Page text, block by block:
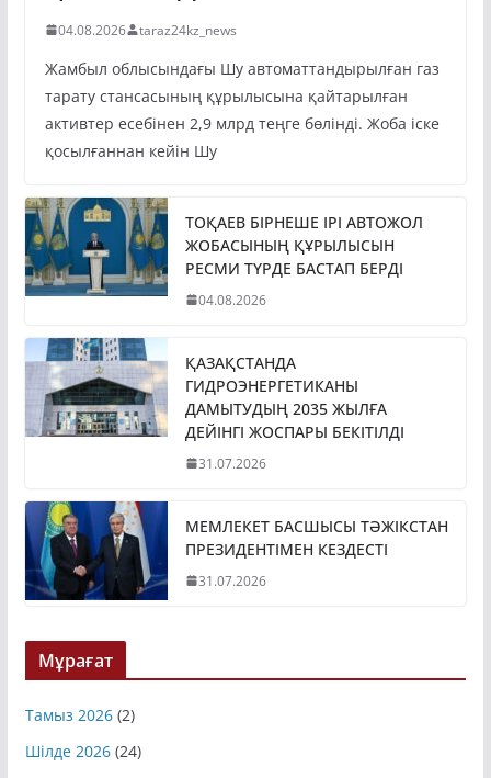
04.08.2026 taraz24kz_news
Жамбыл облысындағы Шу автоматтандырылған газ
тарату стансасының құрылысына қайтарылған
активтер есебінен 2,9 млрд теңге бөлінді. Жоба іске
қосылғаннан кейін Шу
ТОҚАЕВ БІРНЕШЕ ІРІ АВТОЖОЛ
ЖОБАСЫНЫҢ ҚҰРЫЛЫСЫН
РЕСМИ ТҮРДЕ БАСТАП БЕРДІ
04.08.2026
ҚАЗАҚСТАНДА
ГИДРОЭНЕРГЕТИКАНЫ
ДАМЫТУДЫҢ 2035 ЖЫЛҒА
ДЕЙІНГІ ЖОСПАРЫ БЕКІТІЛДІ
31.07.2026
МЕМЛЕКЕТ БАСШЫСЫ ТӘЖІКСТАН
ПРЕЗИДЕНТІМЕН КЕЗДЕСТІ
31.07.2026
Мұрағат
Тамыз 2026 (2)
Шілде 2026 (24)